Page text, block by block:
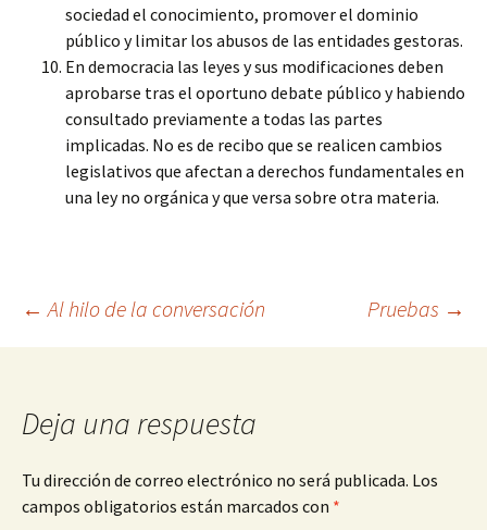
sociedad el conocimiento, promover el dominio
público y limitar los abusos de las entidades gestoras.
En democracia las leyes y sus modificaciones deben
aprobarse tras el oportuno debate público y habiendo
consultado previamente a todas las partes
implicadas. No es de recibo que se realicen cambios
legislativos que afectan a derechos fundamentales en
una ley no orgánica y que versa sobre otra materia.
Navegación
entradas
← Al hilo de la conversación Pruebas →
Deja una respuesta
Tu dirección de correo electrónico no será publicada. Los
campos obligatorios están marcados con *